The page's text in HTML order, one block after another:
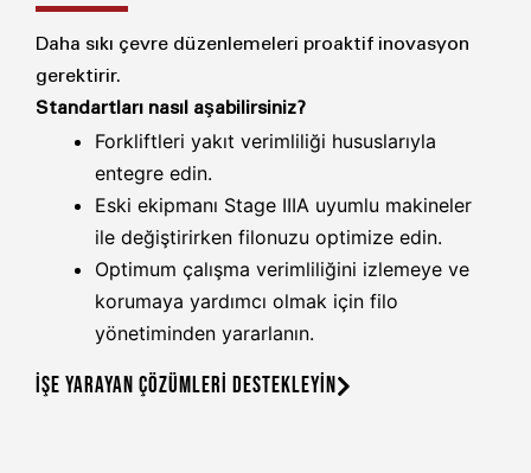
Daha sıkı çevre düzenlemeleri proaktif inovasyon
gerektirir.
Standartları nasıl aşabilirsiniz?
Forkliftleri yakıt verimliliği hususlarıyla
entegre edin.
Eski ekipmanı Stage IIIA uyumlu makineler
ile değiştirirken filonuzu optimize edin.
Optimum çalışma verimliliğini izlemeye ve
korumaya yardımcı olmak için filo
yönetiminden yararlanın.
İŞE YARAYAN ÇÖZÜMLERİ DESTEKLEYİN